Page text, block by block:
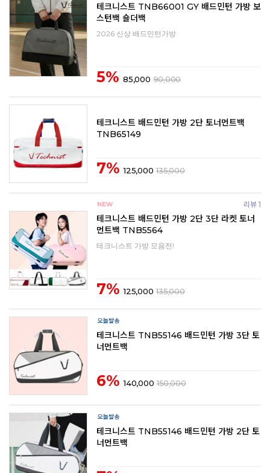
테크니스트 TNB66001 GY 배드민턴 가방 보
스턴백 숄더백
2026 신상 배드민턴가방
5% 85,000 90,000
테크니스트 배드민턴 가방 2단 토너먼트백
TNB65149
7% 125,000 135,000
리뷰 1
테크니스트 배드민턴 가방 2단 3단 라켓 토너
먼트백 TNB5564
테크니스트 가방 모음전!
7% 125,000 135,000
테크니스트 TNB55146 배드민턴 가방 3단 토
너먼트백
6% 140,000 150,000
테크니스트 TNB55146 배드민턴 가방 2단 토
너먼트백